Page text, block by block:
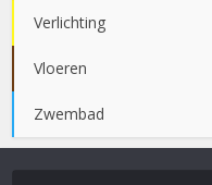
Verlichting
Vloeren
Zwembad